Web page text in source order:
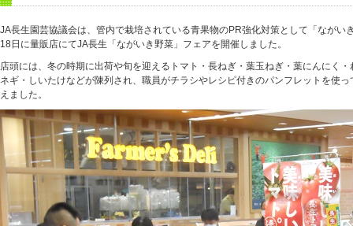
JA長生園芸協議会は、管内で栽培されている青果物のPR強化対策として「ながい
18日に量販店にてJA長生「ながいき野菜」フェアを開催しました。
店頭には、冬の時期に出荷や旬を迎えるトマト・長ねぎ・葉玉ねぎ・葉にんにく
ネギ・しいたけなどが陳列され、職員がチラシやレシピ付きのパンフレットを使
えました。